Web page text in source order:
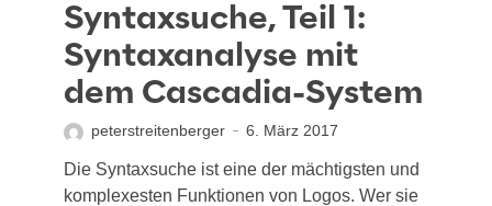
Syntaxsuche, Teil 1:
Syntaxanalyse mit
dem Cascadia-System
peterstreitenberger 6. März 2017
Die Syn­tax­su­che ist eine der mäch­tigs­ten und
kom­ple­xes­ten Funk­tio­nen von Logos. Wer sie